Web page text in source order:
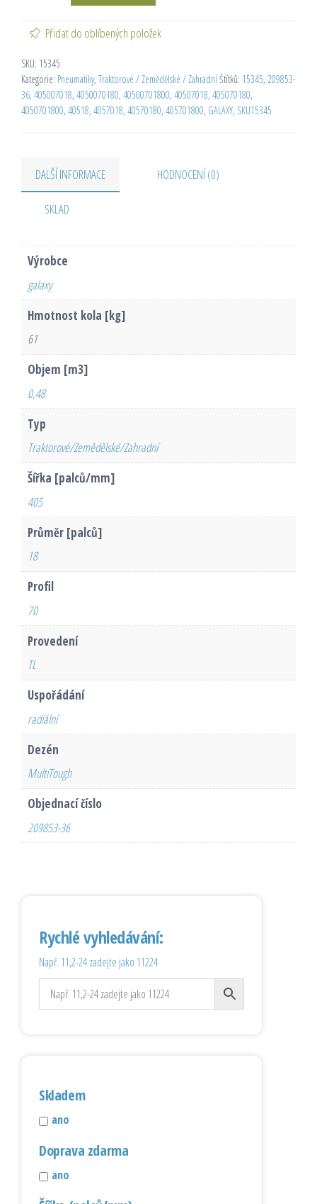
Přidat do oblíbených položek
SKU: 15345
Kategorie: Pneumatiky, Traktorové / Zemědělské / ZahradníŠtítků: 15345, 209853-
36, 405007018, 4050070180, 40500701800, 40507018, 405070180,
4050701800, 40518, 4057018, 40570180, 405701800, GALAXY, SKU15345
DALŠÍ INFORMACE HODNOCENÍ (0)
SKLAD
Výrobce
galaxy
Hmotnost kola [kg]
61
Objem [m3]
0,48
Typ
Traktorové/Zemědělské/Zahradní
Šířka [palců/mm]
405
Průměr [palců]
18
Profil
70
Provedení
TL
Uspořádání
radiální
Dezén
MultiTough
Objednací číslo
209853-36
Rychlé vyhledávání:
Např. 11,2-24 zadejte jako 11224
Skladem
ano
Doprava zdarma
ano